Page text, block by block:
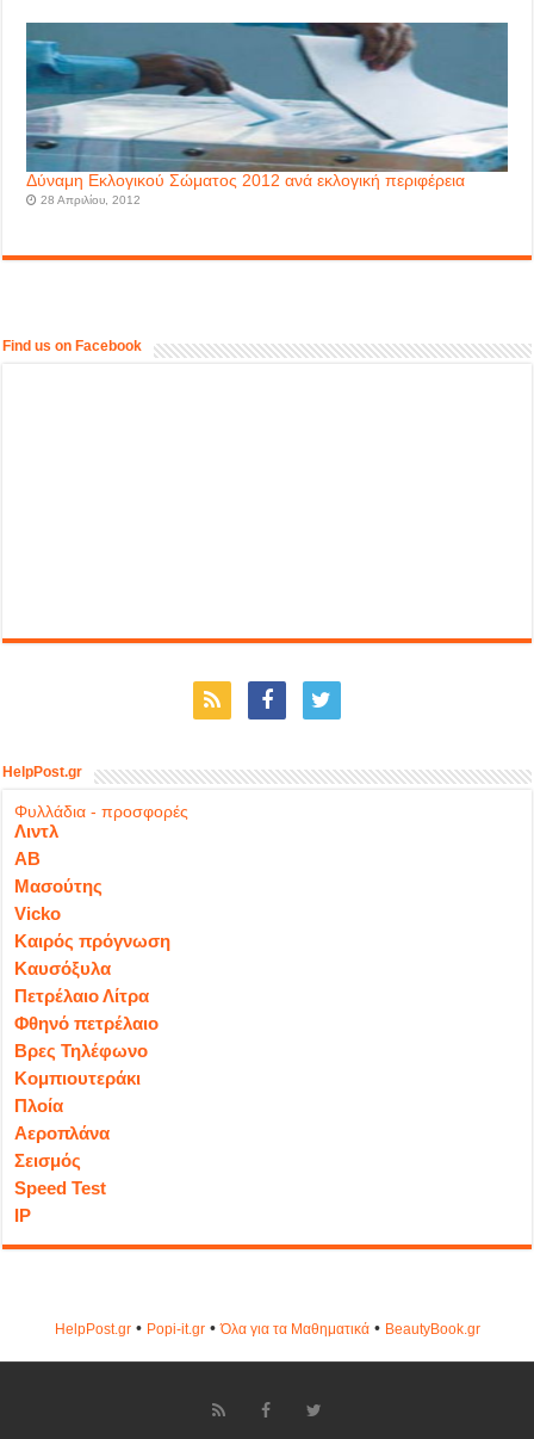
Δύναμη Εκλογικού Σώματος 2012 ανά εκλογική περιφέρεια
28 Απριλίου, 2012
Find us on Facebook
HelpPost.gr
Φυλλάδια - προσφορές
Λιντλ
ΑΒ
Μασούτης
Vicko
Καιρός πρόγνωση
Καυσόξυλα
Πετρέλαιο Λίτρα
Φθηνό πετρέλαιο
Βρες Τηλέφωνο
Κομπιουτεράκι
Πλοία
Αεροπλάνα
Σεισμός
Speed Test
IP
HelpPost.gr• Popi-it.gr•Όλα για τα Μαθηματικά• ΒeautyΒook.gr